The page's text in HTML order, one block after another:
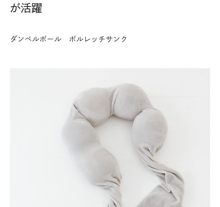
が活躍
ダンベルボール ボルレッチサンク